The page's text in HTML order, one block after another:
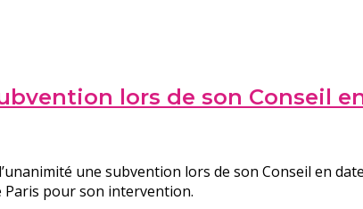
lors de son Conseil
une subvention lors de son Conseil en
Paris pour son intervention.